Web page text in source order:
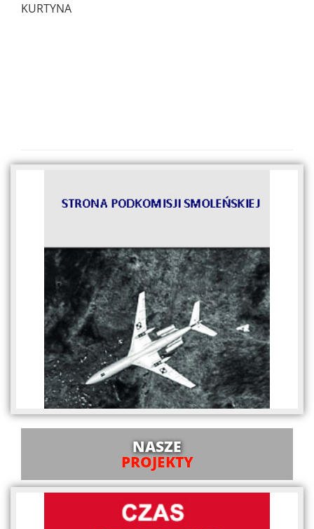
KURTYNA
NASZE
PROJEKTY